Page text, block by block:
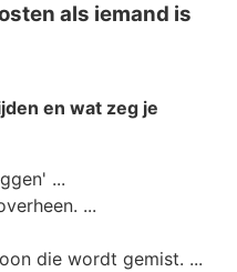
als iemand is
en wat zeg je
...
...
die wordt gemist. ...